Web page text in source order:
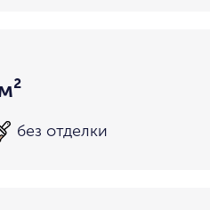
без отделки